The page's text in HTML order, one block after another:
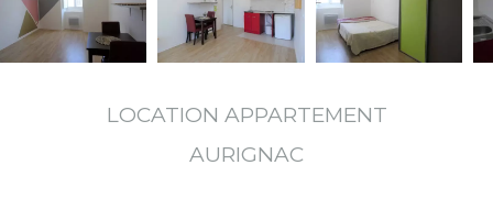
LOCATION APPARTEMENT
AURIGNAC